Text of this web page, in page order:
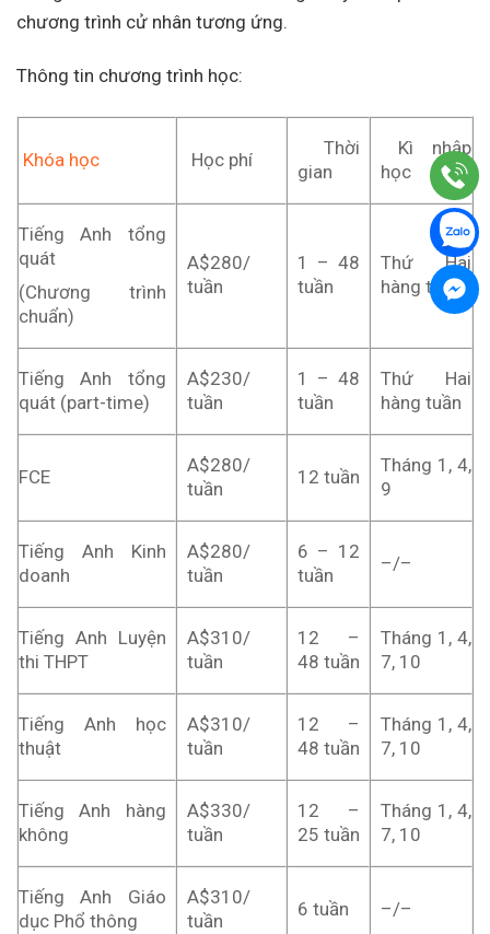
chương trình cử nhân tương ứng.
Thông tin chương trình học:
Khóa học Học phí
Thời
gian
Kì nhập
học
Tiếng Anh tổng
quát
(Chương trình
chuẩn)
A$280/
tuần
1 – 48
tuần
Thứ Hai
hàng tuần
Tiếng Anh tổng
quát (part-time)
A$230/
tuần
1 – 48
tuần
Thứ Hai
hàng tuần
FCE
A$280/
tuần
12 tuần
Tháng 1, 4,
9
Tiếng Anh Kinh
doanh
A$280/
tuần
6 – 12
tuần
–/–
Tiếng Anh Luyện
thi THPT
A$310/
tuần
12 –
48 tuần
Tháng 1, 4,
7, 10
Tiếng Anh học
thuật
A$310/
tuần
12 –
48 tuần
Tháng 1, 4,
7, 10
Tiếng Anh hàng
không
A$330/
tuần
12 –
25 tuần
Tháng 1, 4,
7, 10
Tiếng Anh Giáo
dục Phổ thông
A$310/
tuần
6 tuần –/–